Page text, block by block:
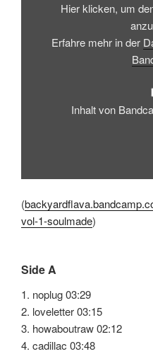
BandcampHier klicken, um
Erfahre mehr in der
Inhalt von
(
vol-1-soulmade)
Side A
1. noplug 03:29
2. loveletter 03:15
3. howaboutraw 02:12
4. cadillac 03:48